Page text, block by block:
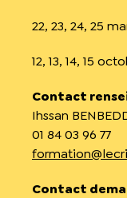
22, 23, 24, 25
12, 13, 14, 15
Contact
Ihssan
01 84 03 96 77
Contact